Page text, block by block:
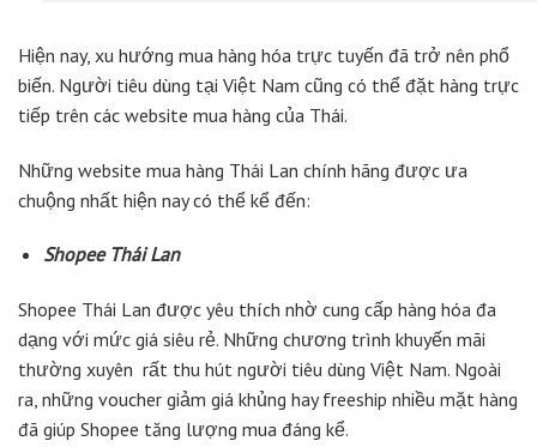
Hiện nay, xu hướng mua hàng hóa trực tuyến đã trở nên phổ
biến. Người tiêu dùng tại Việt Nam cũng có thể đặt hàng trực
tiếp trên các website mua hàng của Thái.
Những website mua hàng Thái Lan chính hãng được ưa
chuộng nhất hiện nay có thể kể đến:
Shopee Thái Lan
Shopee Thái Lan được yêu thích nhờ cung cấp hàng hóa đa
dạng với mức giá siêu rẻ. Những chương trình khuyến mãi
thường xuyên rất thu hút người tiêu dùng Việt Nam. Ngoài
ra, những voucher giảm giá khủng hay freeship nhiều mặt hàng
đã giúp Shopee tăng lượng mua đáng kể.